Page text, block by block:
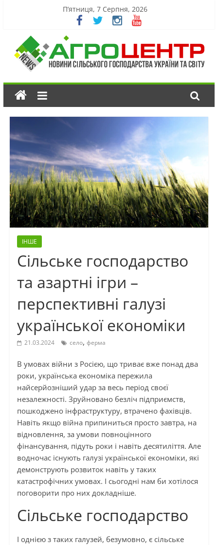
П’ятниця, 7 Серпня, 2026
ІНШЕ
Сільське господарство
та азартні ігри –
перспективні галузі
української економіки
21.03.2024 село, ферма
В умовах війни з Росією, що триває вже понад два
роки, українська економіка пережила
найсерйозніший удар за весь період своєї
незалежності. Зруйновано безліч підприємств,
пошкоджено інфраструктуру, втрачено фахівців.
Навіть якщо війна припиниться просто завтра, на
відновлення, за умови повноцінного
фінансування, підуть роки і навіть десятиліття. Але
водночас існують галузі української економіки, які
демонструють розвиток навіть у таких
катастрофічних умовах. І сьогодні нам би хотілося
поговорити про них докладніше.
Сільське господарство
І однією з таких галузей, безумовно, є сільське